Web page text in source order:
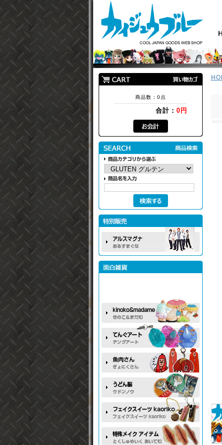
商品数：0点
合計： 0円